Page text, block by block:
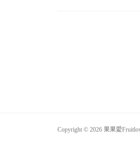
Copyright © 2026 果果愛